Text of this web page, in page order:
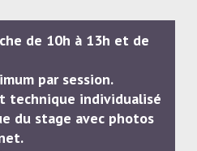
de 10h à 13h et de
par session.
technique individualisé
du stage avec photos